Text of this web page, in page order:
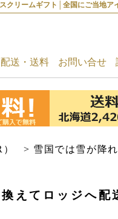
クリームギフト│全国にご当地ア
配送・送料 お問い合せ
> 雪国では雪が降
えてロッジへ配